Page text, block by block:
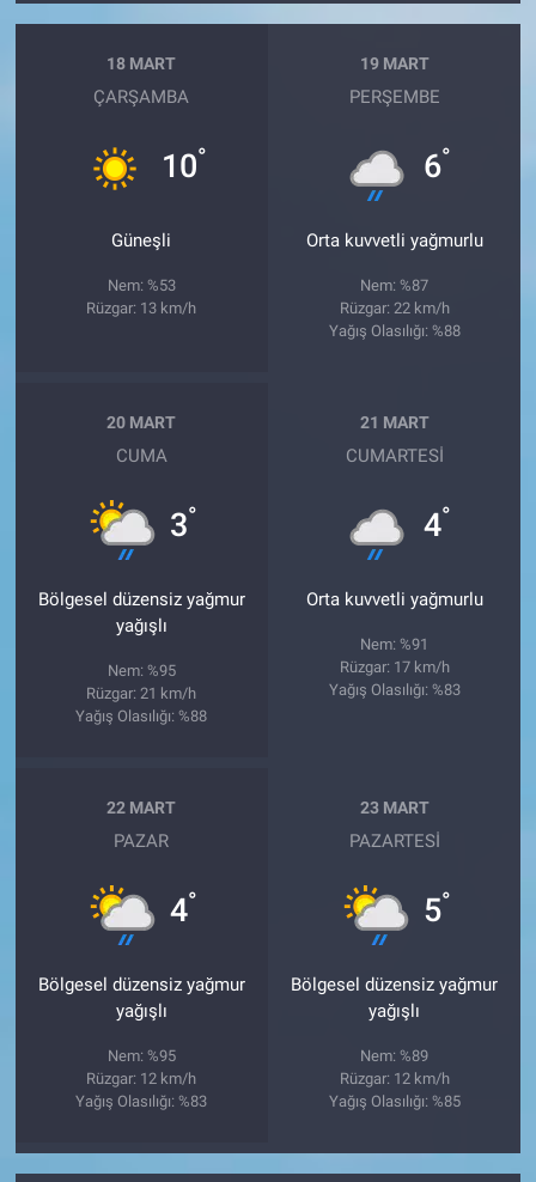
18 MART
ÇARŞAMBA
10°
Güneşli
Nem: %53
Rüzgar: 13 km/h
19 MART
PERŞEMBE
6°
Orta kuvvetli yağmurlu
Nem: %87
Rüzgar: 22 km/h
Yağış Olasılığı: %88
20 MART
CUMA
3°
Bölgesel düzensiz yağmur
yağışlı
Nem: %95
Rüzgar: 21 km/h
Yağış Olasılığı: %88
21 MART
CUMARTESI
4°
Orta kuvvetli yağmurlu
Nem: %91
Rüzgar: 17 km/h
Yağış Olasılığı: %83
22 MART
PAZAR
4°
Bölgesel düzensiz yağmur
yağışlı
Nem: %95
Rüzgar: 12 km/h
Yağış Olasılığı: %83
23 MART
PAZARTESI
5°
Bölgesel düzensiz yağmur
yağışlı
Nem: %89
Rüzgar: 12 km/h
Yağış Olasılığı: %85